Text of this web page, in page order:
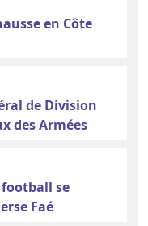
en Côte
de Division
des Armées
se
Faé